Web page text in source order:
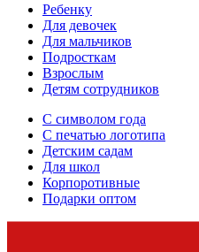
Ребенку
Для девочек
Для мальчиков
Подросткам
Взрослым
Детям сотрудников
С символом года
С печатью логотипа
Детским садам
Для школ
Корпоротивные
Подарки оптом